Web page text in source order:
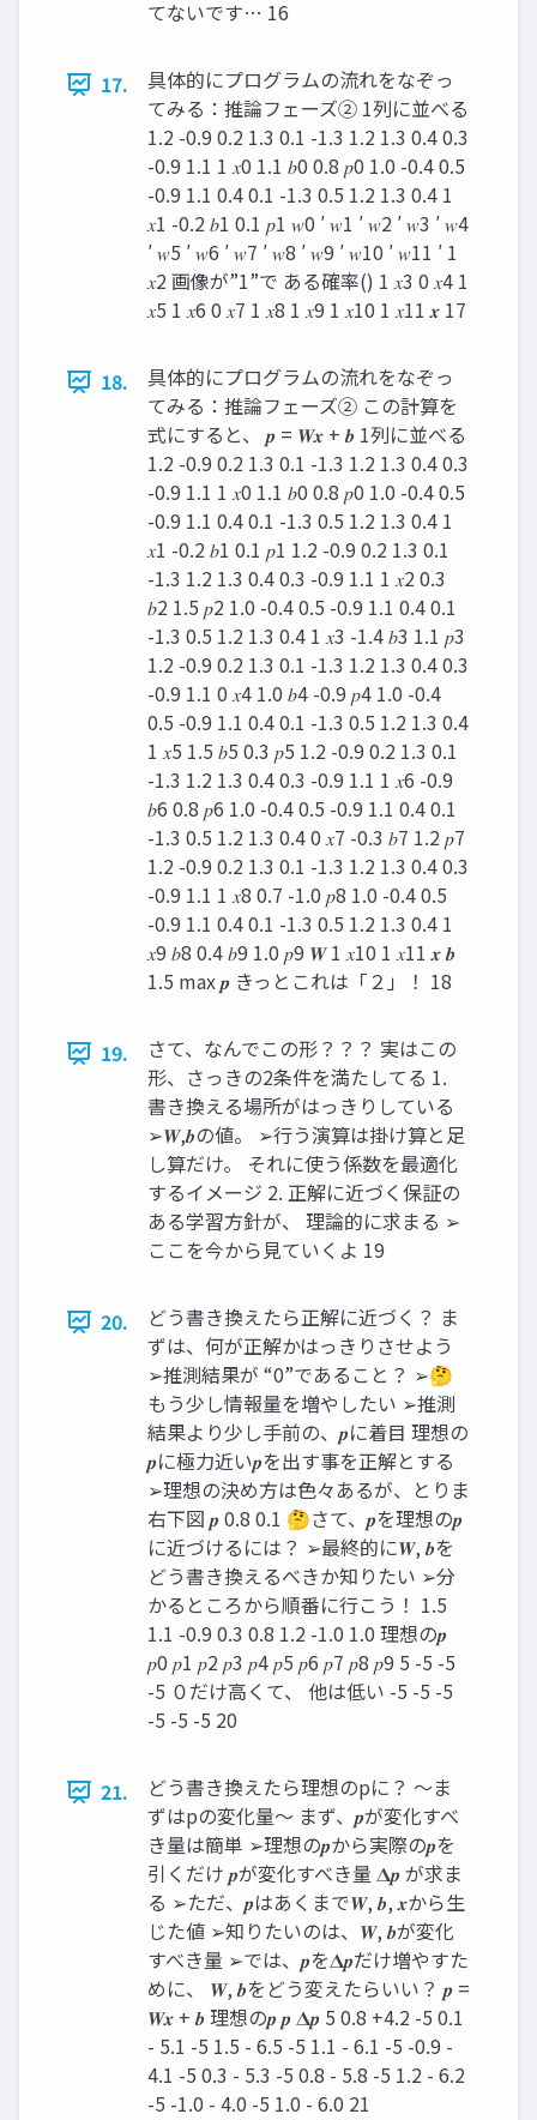
てないです… 16
17.
具体的にプログラムの流れをなぞっ
てみる：推論フェーズ② 1列に並べる
1.2 -0.9 0.2 1.3 0.1 -1.3 1.2 1.3 0.4 0.3
-0.9 1.1 1 𝑥0 1.1 𝑏0 0.8 𝑝0 1.0 -0.4 0.5
-0.9 1.1 0.4 0.1 -1.3 0.5 1.2 1.3 0.4 1
𝑥1 -0.2 𝑏1 0.1 𝑝1 𝑤0 ′ 𝑤1 ′ 𝑤2 ′ 𝑤3 ′ 𝑤4
′ 𝑤5 ′ 𝑤6 ′ 𝑤7 ′ 𝑤8 ′ 𝑤9 ′ 𝑤10 ′ 𝑤11 ′ 1
𝑥2 画像が”1”で ある確率() 1 𝑥3 0 𝑥4 1
𝑥5 1 𝑥6 0 𝑥7 1 𝑥8 1 𝑥9 1 𝑥10 1 𝑥11 𝒙 17
18.
具体的にプログラムの流れをなぞっ
てみる：推論フェーズ② この計算を
式にすると、 𝒑 = 𝑾𝒙 + 𝒃 1列に並べる
1.2 -0.9 0.2 1.3 0.1 -1.3 1.2 1.3 0.4 0.3
-0.9 1.1 1 𝑥0 1.1 𝑏0 0.8 𝑝0 1.0 -0.4 0.5
-0.9 1.1 0.4 0.1 -1.3 0.5 1.2 1.3 0.4 1
𝑥1 -0.2 𝑏1 0.1 𝑝1 1.2 -0.9 0.2 1.3 0.1
-1.3 1.2 1.3 0.4 0.3 -0.9 1.1 1 𝑥2 0.3
𝑏2 1.5 𝑝2 1.0 -0.4 0.5 -0.9 1.1 0.4 0.1
-1.3 0.5 1.2 1.3 0.4 1 𝑥3 -1.4 𝑏3 1.1 𝑝3
1.2 -0.9 0.2 1.3 0.1 -1.3 1.2 1.3 0.4 0.3
-0.9 1.1 0 𝑥4 1.0 𝑏4 -0.9 𝑝4 1.0 -0.4
0.5 -0.9 1.1 0.4 0.1 -1.3 0.5 1.2 1.3 0.4
1 𝑥5 1.5 𝑏5 0.3 𝑝5 1.2 -0.9 0.2 1.3 0.1
-1.3 1.2 1.3 0.4 0.3 -0.9 1.1 1 𝑥6 -0.9
𝑏6 0.8 𝑝6 1.0 -0.4 0.5 -0.9 1.1 0.4 0.1
-1.3 0.5 1.2 1.3 0.4 0 𝑥7 -0.3 𝑏7 1.2 𝑝7
1.2 -0.9 0.2 1.3 0.1 -1.3 1.2 1.3 0.4 0.3
-0.9 1.1 1 𝑥8 0.7 -1.0 𝑝8 1.0 -0.4 0.5
-0.9 1.1 0.4 0.1 -1.3 0.5 1.2 1.3 0.4 1
𝑥9 𝑏8 0.4 𝑏9 1.0 𝑝9 𝑾 1 𝑥10 1 𝑥11 𝒙 𝒃
1.5 max 𝒑 きっとこれは「２」！ 18
19.
さて、なんでこの形？？？ 実はこの
形、さっきの2条件を満たしてる 1.
書き換える場所がはっきりしている
➢𝑾,𝒃の値。 ➢行う演算は掛け算と足
し算だけ。 それに使う係数を最適化
するイメージ 2. 正解に近づく保証の
ある学習方針が、 理論的に求まる ➢
ここを今から見ていくよ 19
20.
どう書き換えたら正解に近づく？ ま
ずは、何が正解かはっきりさせよう
➢推測結果が “0”であること？ ➢🤔
もう少し情報量を増やしたい ➢推測
結果より少し手前の、𝒑に着目 理想の
𝒑に極力近い𝒑を出す事を正解とする
➢理想の決め方は色々あるが、とりま
右下図 𝒑 0.8 0.1 🤔さて、𝒑を理想の𝒑
に近づけるには？ ➢最終的に𝑾, 𝒃を
どう書き換えるべきか知りたい ➢分
かるところから順番に行こう！ 1.5
1.1 -0.9 0.3 0.8 1.2 -1.0 1.0 理想の𝒑
𝑝0 𝑝1 𝑝2 𝑝3 𝑝4 𝑝5 𝑝6 𝑝7 𝑝8 𝑝9 5 -5 -5
-5 ０だけ高くて、 他は低い -5 -5 -5
-5 -5 -5 20
21.
どう書き換えたら理想のpに？ ～ま
ずはpの変化量～ まず、𝒑が変化すべ
き量は簡単 ➢理想の𝒑から実際の𝒑を
引くだけ 𝒑が変化すべき量 𝚫𝒑 が求ま
る ➢ただ、𝒑はあくまで𝑾, 𝒃, 𝒙から生
じた値 ➢知りたいのは、𝑾, 𝒃が変化
すべき量 ➢では、𝒑を𝚫𝒑だけ増やすた
めに、 𝑾, 𝒃をどう変えたらいい？ 𝒑 =
𝑾𝒙 + 𝒃 理想の𝒑 𝒑 𝚫𝒑 5 0.8 +4.2 -5 0.1
- 5.1 -5 1.5 - 6.5 -5 1.1 - 6.1 -5 -0.9 -
4.1 -5 0.3 - 5.3 -5 0.8 - 5.8 -5 1.2 - 6.2
-5 -1.0 - 4.0 -5 1.0 - 6.0 21